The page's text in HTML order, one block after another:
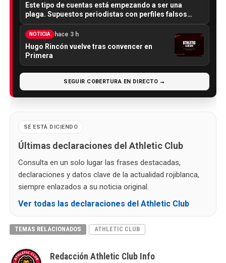
Este tipo de cuentas está empezando a ser una
plaga. Supuestos periodistas con perfiles falsos…
NOTICIA hace 3 h
Hugo Rincón vuelve tras convencer en
Primera
SEGUIR COBERTURA EN DIRECTO →
SE ESTÁ DICIENDO
Últimas declaraciones del Athletic Club
Consulta en un solo lugar las frases destacadas,
declaraciones y datos clave de la actualidad rojiblanca,
siempre enlazados a su noticia original.
Ver todas las declaraciones del Athletic Club
TEMAS RELACIONADOS ATHLETIC CLUB
Redacción Athletic Club Info